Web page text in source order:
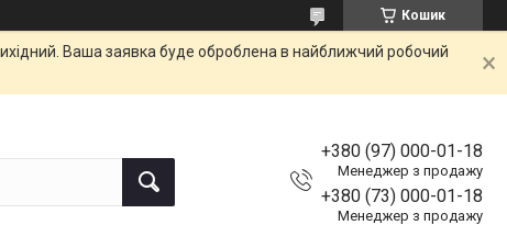
Кошик
Ваша заявка буде оброблена в найближчий робочий
+380 (97) 000-01-18
Менеджер з продажу
+380 (73) 000-01-18
Менеджер з продажу